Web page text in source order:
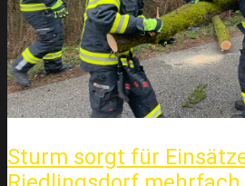
Sturm sorgt für